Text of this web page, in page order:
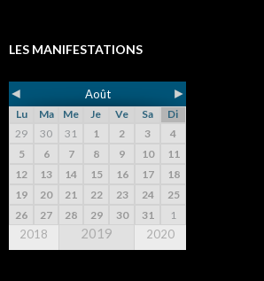
LES MANIFESTATIONS
◄ Août ►
Lu Ma Me Je Ve Sa
Di
29
30 31 1 2 3
4
5
6 7 8 9 10
11
12
13 14 15 16 17
18
19
20 21 22 23 24
25
26
27 28 29 30 31 1
2018 2019 2020